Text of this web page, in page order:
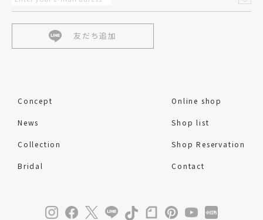
Concept
News
Collection
Bridal
Online shop
Shop list
Shop Reservation
Contact
友だち追加